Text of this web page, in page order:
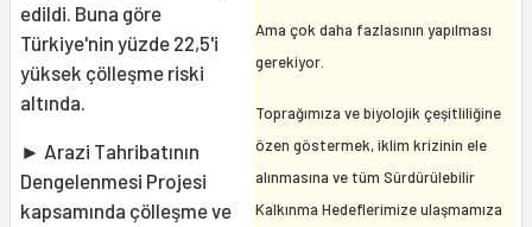
Ama çok daha fazlasının yapılması
gerekiyor.
Toprağımıza ve biyolojik çeşitliliğine
özen göstermek, iklim krizinin ele
alınmasına ve tüm Sürdürülebilir
Kalkınma Hedeflerimize ulaşmamıza
edildi. Buna göre
Türkiye'nin yüzde 22,5'i
yüksek çölleşme riski
altında.
► Arazi Tahribatının
Dengelenmesi Projesi
kapsamında çölleşme ve